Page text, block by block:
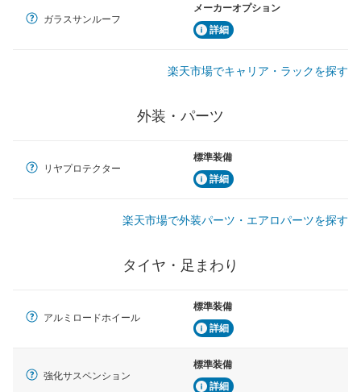
ガラスサンルーフ
メーカーオプション
詳細
楽天市場でキャリア・ラックを探す
外装・パーツ
リヤプロテクター
標準装備
詳細
楽天市場で外装パーツ・エアロパーツを探す
タイヤ・足まわり
アルミロードホイール
標準装備
詳細
強化サスペンション
標準装備
詳細